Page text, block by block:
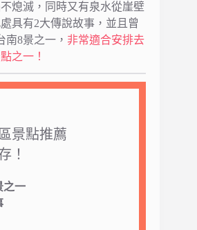
熄滅，同時又有泉水從崖壁
具有2大傳說故事，並且曾
南8景之一， 非常適合安排去
之一！
景點推薦
！
之一